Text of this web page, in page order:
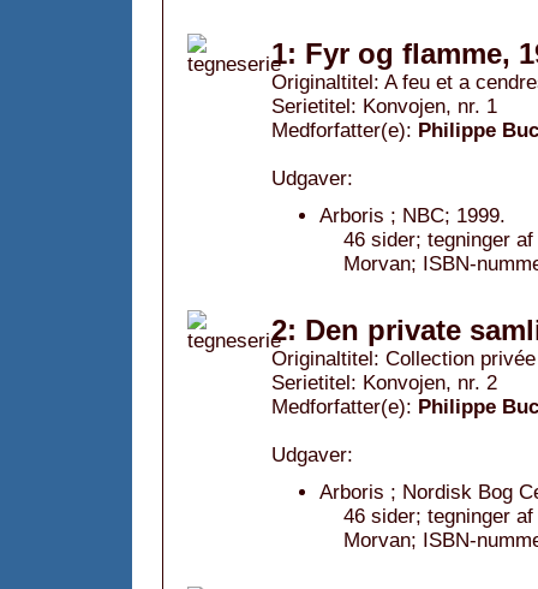
1: Fyr og flamme,
Originaltitel: A feu et a
Serietitel: Konvojen, nr. 1
Medforfatter(e): Philippe
Udgaver:
Arboris ; NBC; 1999.
46 sider; tegninger
Morvan; ISBN-
2: Den private
Originaltitel: Collection privée
Serietitel: Konvojen, nr. 2
Medforfatter(e): Philippe
Udgaver:
Arboris ; Nordisk Bog
46 sider; tegninger
Morvan; ISBN-